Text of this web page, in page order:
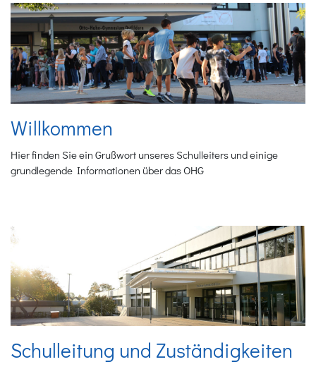
Willkommen
Hier finden Sie ein Grußwort unseres Schulleiters und einige
grundlegende Informationen über das OHG
Schulleitung und Zuständigkeiten